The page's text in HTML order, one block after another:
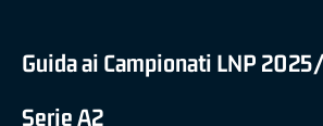
Guida ai Campionati LNP
Serie A2